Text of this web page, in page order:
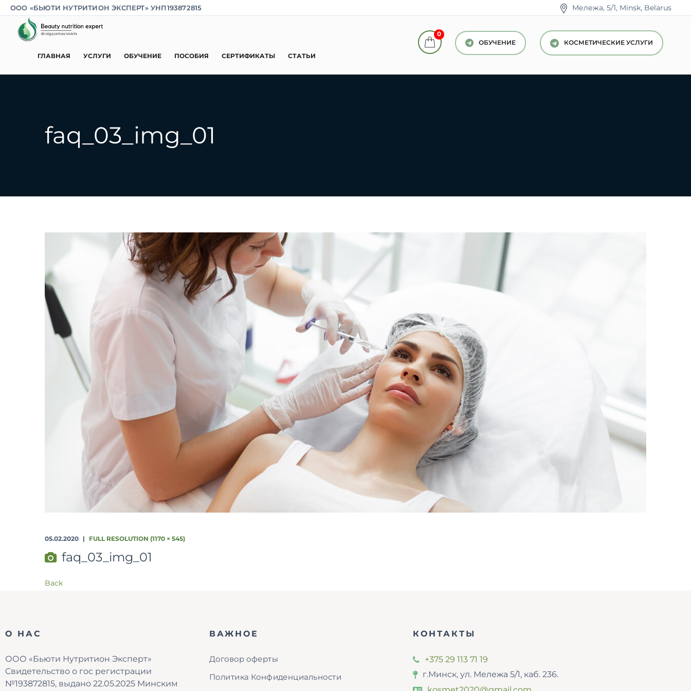
ООО «БЬЮТИ НУТРИТИОН ЭКСПЕРТ» УНП193872815 Мележа, 5/1, Minsk, Belarus
ГЛАВНАЯ УСЛУГИ ОБУЧЕНИЕ ПОСОБИЯ СЕРТИФИКАТЫ СТАТЬИ
0
КОСМЕТИЧЕСКИЕ УСЛУГИ
ОБУЧЕНИЕ
faq_03_img_01
05.02.2020 FULL RESOLUTION (1170 × 545)
faq_03_img_01
Back
О НАС
ООО «Бьюти Нутритион Эксперт»
Свидетельство о гос регистрации
№193872815, выдано 22.05.2025 Минским
ВАЖНОЕ
Договор оферты
Политика Конфиденциальности
КОНТАКТЫ
+375 29 113 71 19
г.Минск, ул. Мележа 5/1, каб. 236.